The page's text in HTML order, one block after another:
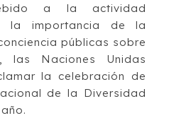
a la actividad
la importancia de la
públicas sobre
las Naciones Unidas
la celebración de
de la Diversidad